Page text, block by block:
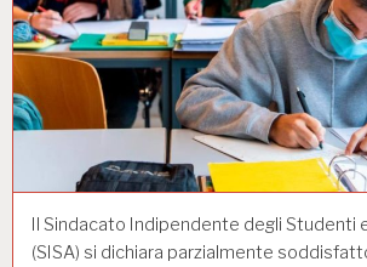
Il Sindacato Indipendente degli Studenti
(SISA) si dichiara parzialmente